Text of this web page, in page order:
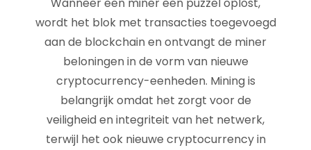
wordt het blok met transacties toegevoegd
aan de blockchain en ontvangt de miner
beloningen in de vorm van nieuwe
cryptocurrency-eenheden. Mining is
belangrijk omdat het zorgt voor de
veiligheid en integriteit van het netwerk,
terwijl het ook nieuwe cryptocurrency in